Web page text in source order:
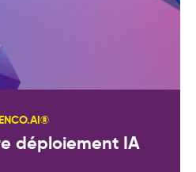
déploiement IA